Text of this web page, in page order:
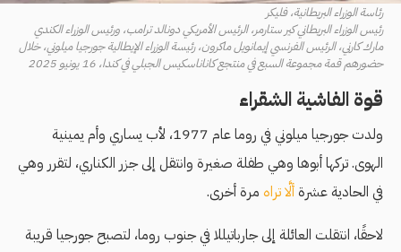
رئاسة الوزراء البريطانية، فليكر
رئيس الوزراء البريطاني كير ستارمر، الرئيس الأمريكي دونالد ترامب، ورئيس الوزراء الكندي
مارك كارني، الرئيس الفرنسي إيمانويل ماكرون، رئيسة الوزراء الإيطالية جورجيا ميلوني، خلال
حضورهم قمة مجموعة السبع في منتجع كاناناسكيس الجبلي في كندا، 16 يونيو 2025
قوة الفاشية الشقراء
ولدت جورجيا ميلوني في روما عام 1977، لأب يساري وأم يمينية
الهوى. تركها أبوها وهي طفلة صغيرة وانتقل إلى جزر الكناري، لتقرر وهي
في الحادية عشرة ألَّا تراه مرة أخرى.
لاحقًا، انتقلت العائلة إلى جارباتيللا في جنوب روما، لتصبح جورجيا قريبة